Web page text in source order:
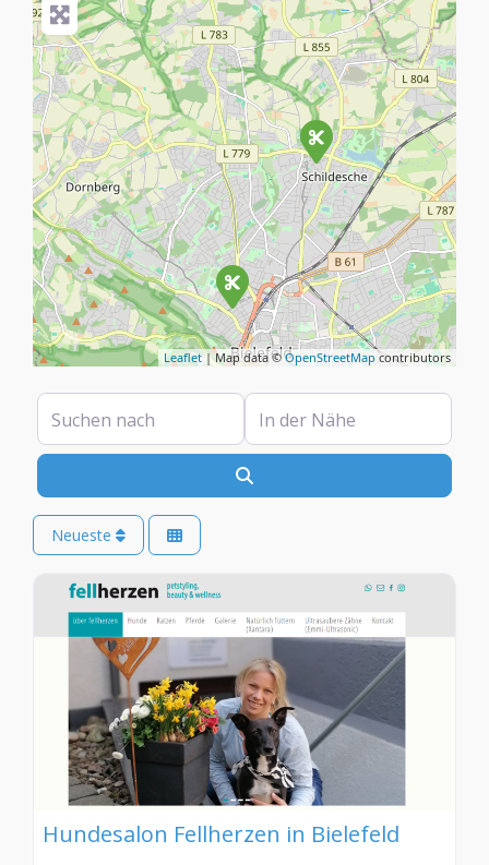
Leaflet| Map data ©OpenStreetMapcontributors
Suchen nach In der Nähe
Neueste
Hundesalon Fellherzen in Bielefeld